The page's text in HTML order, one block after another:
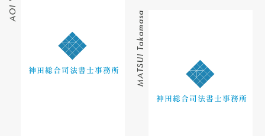
MATSUI Takamasa